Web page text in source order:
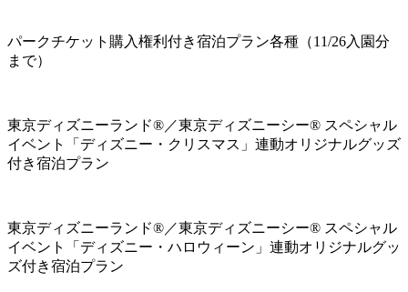
パークチケット購入権利付き宿泊プラン各種（11/26入園分
まで）
東京ディズニーランド®／東京ディズニーシー® スペシャル
イベント「ディズニー・クリスマス」連動オリジナルグッズ
付き宿泊プラン
東京ディズニーランド®／東京ディズニーシー® スペシャル
イベント「ディズニー・ハロウィーン」連動オリジナルグッ
ズ付き宿泊プラン